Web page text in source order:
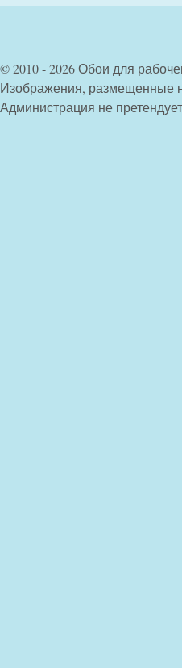
© 2010 - 2026 Обои для
Изображения, размещенные
Администрация не